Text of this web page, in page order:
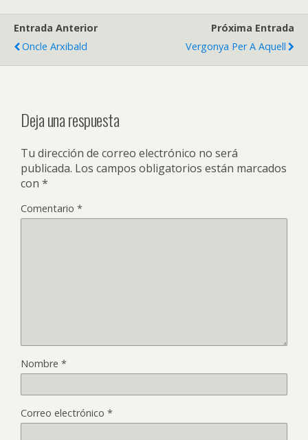
Entrada Anterior
Oncle Arxibald
Próxima Entrada
Vergonya Per A Aquell
Deja una respuesta
Tu dirección de correo electrónico no será
publicada. Los campos obligatorios están marcados
con *
Comentario *
Nombre *
Correo electrónico *